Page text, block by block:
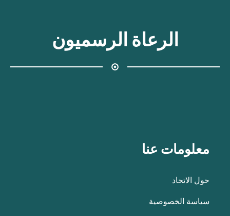
الرعاة الرسميون
معلومات عنا
حول الاتحاد
سياسة الخصوصية